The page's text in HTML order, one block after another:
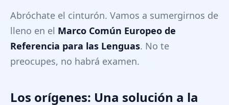
Abróchate el cinturón. Vamos a sumergirnos de
lleno en el Marco Común Europeo de
Referencia para las Lenguas. No te
preocupes, no habrá examen.
Los orígenes: Una solución a la